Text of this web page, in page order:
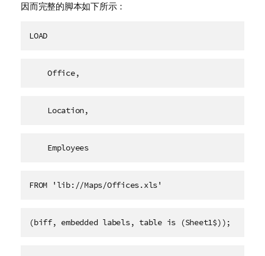
因而完整的脚本如下所示：
LOAD
    Office,
    Location,
    Employees
FROM 'lib://Maps/Offices.xls'
(biff, embedded labels, table is (Sheet1$));